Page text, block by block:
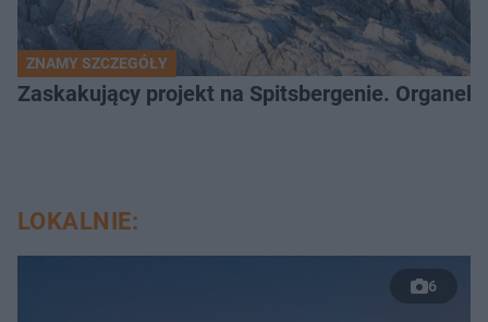
ZNAMY SZCZEGÓŁY
Zaskakujący projekt na Spitsbergenie.
LOKALNIE:
6